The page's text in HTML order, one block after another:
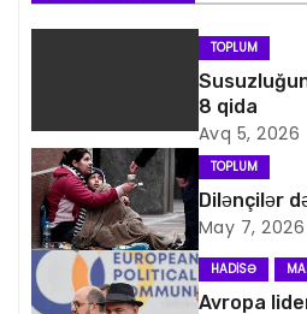
a
i
q
a
s
TOPLUM
8 qida
Avq 5, 2026
TOPLUM
Dilənçilər
May 7, 2026
HADISƏ
Avropa